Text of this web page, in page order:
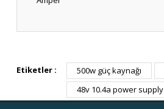
Etiketler : 500w güç kaynağı
48v 10.4a power supply